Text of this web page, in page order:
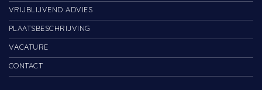
VRIJBLIJVEND ADVIES
PLAATSBESCHRIJVING
VACATURE
CONTACT